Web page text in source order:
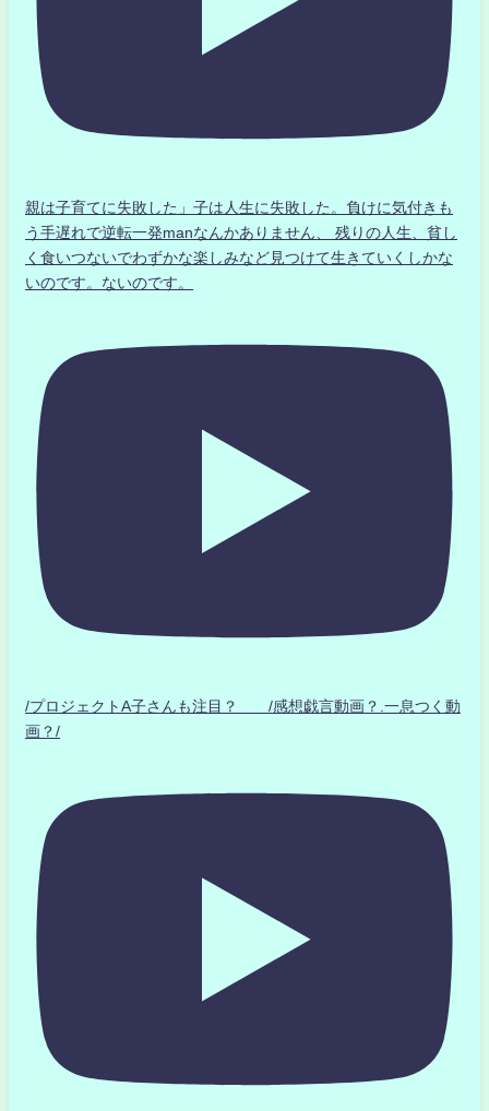
親は子育てに失敗した」子は人生に失敗した。負けに気付きも
う手遅れで逆転一発manなんかありません、 残りの人生、貧し
く食いつないでわずかな楽しみなど見つけて生きていくしかな
いのです。ないのです。
/プロジェクトA子さんも注目？ /感想戯言動画？.一息つく動
画？/